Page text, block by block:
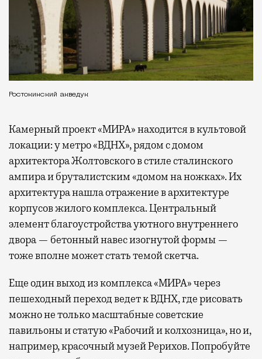
Ростокинский акведук
Камерный проект «МИРА» находится в культовой
локации: у метро «ВДНХ», рядом с домом
архитектора Жолтовского в стиле сталинского
ампира и бруталистским «домом на ножках». Их
архитектура нашла отражение в архитектуре
корпусов жилого комплекса. Центральный
элемент благоустройства уютного внутреннего
двора — бетонный навес изогнутой формы —
тоже вполне может стать темой скетча.
Еще один выход из комплекса «МИРА» через
пешеходный переход ведет к ВДНХ, где рисовать
можно не только масштабные советские
павильоны и статую «Рабочий и колхозница», но и,
например, красочный музей Рерихов. Попробуйте